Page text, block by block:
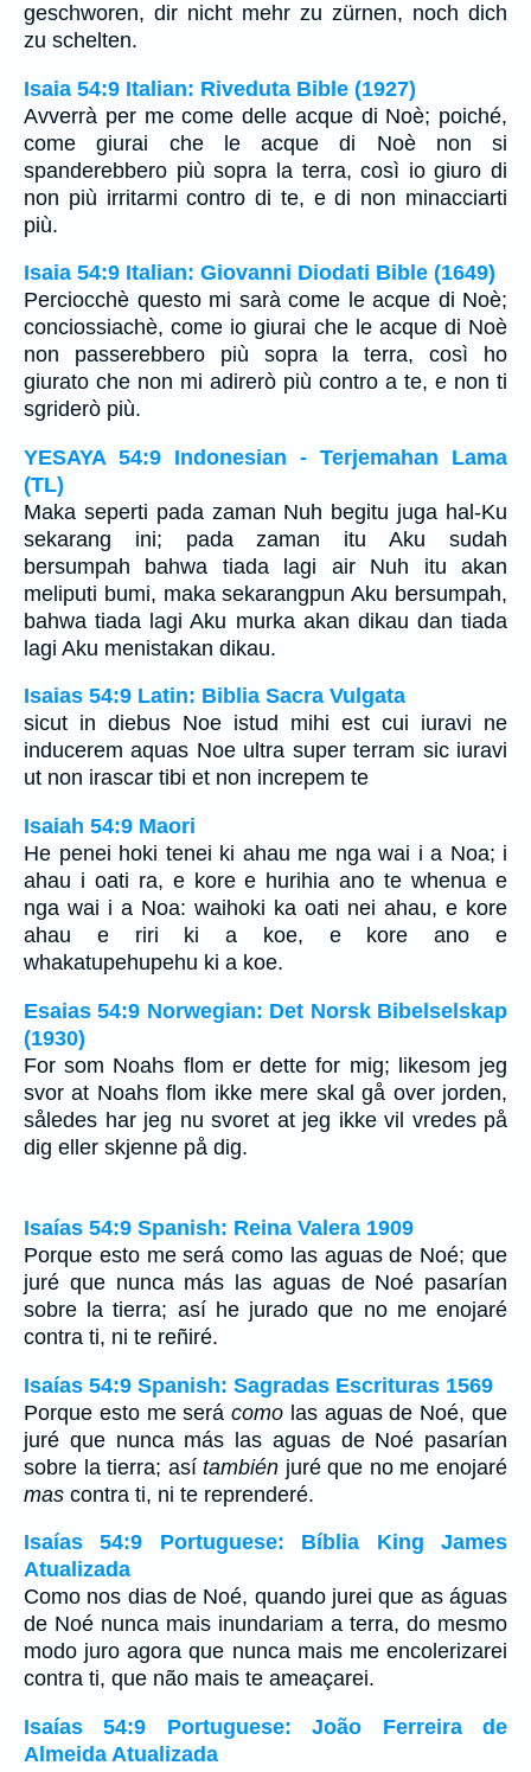
geschworen, dir nicht mehr zu zürnen, noch dich
zu schelten.
Isaia 54:9 Italian: Riveduta Bible (1927)
Avverrà per me come delle acque di Noè; poiché,
come giurai che le acque di Noè non si
spanderebbero più sopra la terra, così io giuro di
non più irritarmi contro di te, e di non minacciarti
più.
Isaia 54:9 Italian: Giovanni Diodati Bible (1649)
Perciocchè questo mi sarà come le acque di Noè;
conciossiachè, come io giurai che le acque di Noè
non passerebbero più sopra la terra, così ho
giurato che non mi adirerò più contro a te, e non ti
sgriderò più.
YESAYA 54:9 Indonesian - Terjemahan Lama
(TL)
Maka seperti pada zaman Nuh begitu juga hal-Ku
sekarang ini; pada zaman itu Aku sudah
bersumpah bahwa tiada lagi air Nuh itu akan
meliputi bumi, maka sekarangpun Aku bersumpah,
bahwa tiada lagi Aku murka akan dikau dan tiada
lagi Aku menistakan dikau.
Isaias 54:9 Latin: Biblia Sacra Vulgata
sicut in diebus Noe istud mihi est cui iuravi ne
inducerem aquas Noe ultra super terram sic iuravi
ut non irascar tibi et non increpem te
Isaiah 54:9 Maori
He penei hoki tenei ki ahau me nga wai i a Noa; i
ahau i oati ra, e kore e hurihia ano te whenua e
nga wai i a Noa: waihoki ka oati nei ahau, e kore
ahau e riri ki a koe, e kore ano e
whakatupehupehu ki a koe.
Esaias 54:9 Norwegian: Det Norsk Bibelselskap
(1930)
For som Noahs flom er dette for mig; likesom jeg
svor at Noahs flom ikke mere skal gå over jorden,
således har jeg nu svoret at jeg ikke vil vredes på
dig eller skjenne på dig.
Isaías 54:9 Spanish: Reina Valera 1909
Porque esto me será como las aguas de Noé; que
juré que nunca más las aguas de Noé pasarían
sobre la tierra; así he jurado que no me enojaré
contra ti, ni te reñiré.
Isaías 54:9 Spanish: Sagradas Escrituras 1569
Porque esto me serácomo las aguas de Noé, que
juré que nunca más las aguas de Noé pasarían
sobre la tierra; asítambién juré que no me enojaré
mas contra ti, ni te reprenderé.
Isaías 54:9 Portuguese: Bíblia King James
Atualizada
Como nos dias de Noé, quando jurei que as águas
de Noé nunca mais inundariam a terra, do mesmo
modo juro agora que nunca mais me encolerizarei
contra ti, que não mais te ameaçarei.
Isaías 54:9 Portuguese: João Ferreira de
Almeida Atualizada